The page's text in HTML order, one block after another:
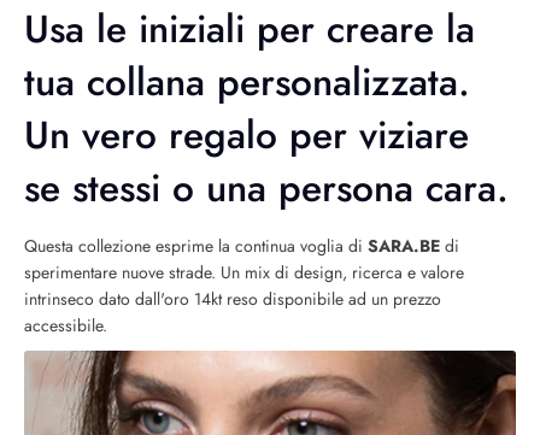
Usa le iniziali per creare la
tua collana personalizzata.
Un vero regalo per viziare
se stessi o una persona cara.
Questa collezione esprime la continua voglia di SARA.BE di
sperimentare nuove strade. Un mix di design, ricerca e valore
intrinseco dato dall'oro 14kt reso disponibile ad un prezzo
accessibile.